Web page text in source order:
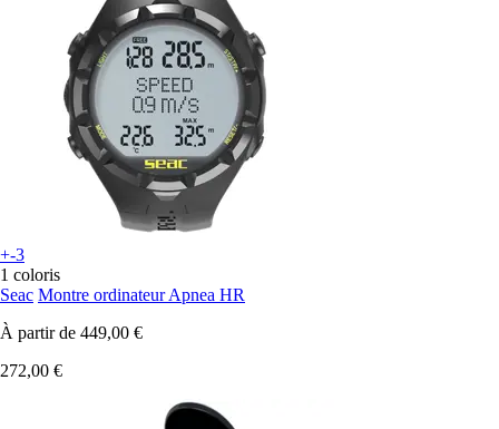
+-3
1 coloris
Seac Montre ordinateur Apnea HR
À partir de 449,00 €
272,00 €